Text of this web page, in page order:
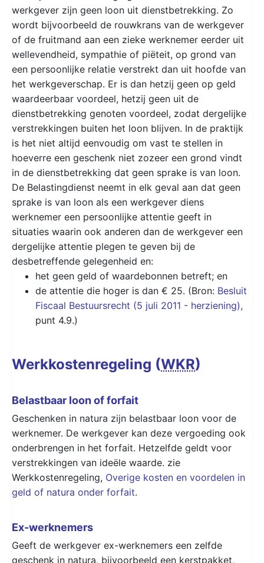
werkgever zijn geen loon uit dienstbetrekking. Zo
wordt bijvoorbeeld de rouwkrans van de werkgever
of de fruitmand aan een zieke werknemer eerder uit
wellevendheid, sympathie of piëteit, op grond van
een persoonlijke relatie verstrekt dan uit hoofde van
het werkgeverschap. Er is dan hetzij geen op geld
waardeerbaar voordeel, hetzij geen uit de
dienstbetrekking genoten voordeel, zodat dergelijke
verstrekkingen buiten het loon blijven. In de praktijk
is het niet altijd eenvoudig om vast te stellen in
hoeverre een geschenk niet zozeer een grond vindt
in de dienstbetrekking dat geen sprake is van loon.
De Belastingdienst neemt in elk geval aan dat geen
sprake is van loon als een werkgever diens
werknemer een persoonlijke attentie geeft in
situaties waarin ook anderen dan de werkgever een
dergelijke attentie plegen te geven bij de
desbetreffende gelegenheid en:
het geen geld of waardebonnen betreft; en
de attentie die hoger is dan € 25. (Bron: Besluit
Fiscaal Bestuursrecht (5 juli 2011 - herziening),
punt 4.9.)
Werkkostenregeling (WKR)
Belastbaar loon of forfait
Geschenken in natura zijn belastbaar loon voor de
werknemer. De werkgever kan deze vergoeding ook
onderbrengen in het forfait. Hetzelfde geldt voor
verstrekkingen van ideële waarde. zie
Werkkostenregeling, Overige kosten en voordelen in
geld of natura onder forfait.
Ex-werknemers
Geeft de werkgever ex-werknemers een zelfde
geschenk in natura, bijvoorbeeld een kerstpakket,